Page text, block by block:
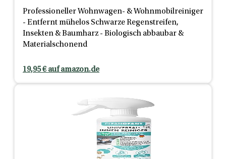
Professioneller Wohnwagen- & Wohnmobilreiniger
- Entfernt mühelos Schwarze Regenstreifen,
Insekten & Baumharz - Biologisch abbaubar &
Materialschonend
19,95 € auf amazon.de